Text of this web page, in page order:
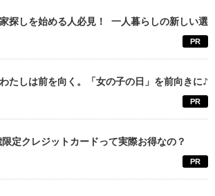
探しを始める人必見！ 一人暮らしの新しい選
PR
たしは前を向く。「女の子の日」を前向きに♪
PR
定クレジットカードって実際お得なの？
PR